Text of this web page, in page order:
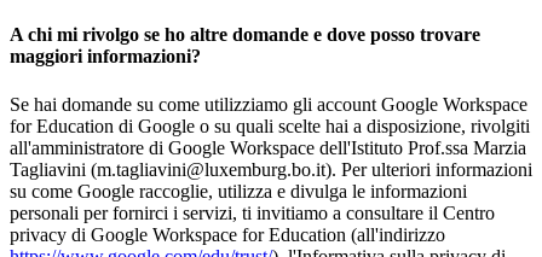
A chi mi rivolgo se ho altre domande e dove posso trovare
maggiori informazioni?
Se hai domande su come utilizziamo gli account Google Workspace
for Education di Google o su quali scelte hai a disposizione, rivolgiti
all'amministratore di Google Workspace dell'Istituto Prof.ssa Marzia
Tagliavini (m.tagliavini@luxemburg.bo.it). Per ulteriori informazioni
su come Google raccoglie, utilizza e divulga le informazioni
personali per fornirci i servizi, ti invitiamo a consultare il Centro
privacy di Google Workspace for Education (all'indirizzo